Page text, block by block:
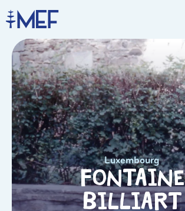
Luxembourg
Fontaine
Billiart